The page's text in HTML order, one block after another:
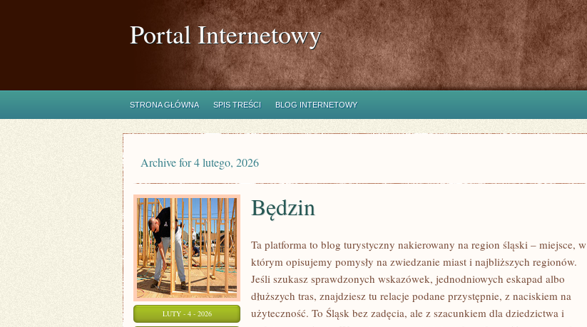
Portal Internetowy
STRONA GŁÓWNA SPIS TREŚCI BLOG INTERNETOWY
Archive for 4 lutego, 2026
LUTY - 4 - 2026
Będzin
Ta platforma to blog turystyczny nakierowany na region śląski – miejsce, w
którym opisujemy pomysły na zwiedzanie miast i najbliższych regionów.
Jeśli szukasz sprawdzonych wskazówek, jednodniowych eskapad albo
dłuższych tras, znajdziesz tu relacje podane przystępnie, z naciskiem na
użyteczność. To Śląsk bez zadęcia, ale z szacunkiem dla dziedzictwa i